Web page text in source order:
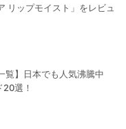
リップモイスト」をレビュ
覧】日本でも人気沸騰中
20選！